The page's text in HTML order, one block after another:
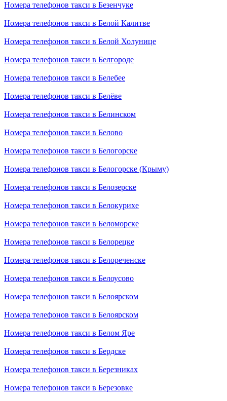
Номера телефонов такси в Безенчуке
Номера телефонов такси в Белой Калитве
Номера телефонов такси в Белой Холунице
Номера телефонов такси в Белгороде
Номера телефонов такси в Белебее
Номера телефонов такси в Белёве
Номера телефонов такси в Белинском
Номера телефонов такси в Белово
Номера телефонов такси в Белогорске
Номера телефонов такси в Белогорске (Крыму)
Номера телефонов такси в Белозерске
Номера телефонов такси в Белокурихе
Номера телефонов такси в Беломорске
Номера телефонов такси в Белорецке
Номера телефонов такси в Белореченске
Номера телефонов такси в Белоусово
Номера телефонов такси в Белоярском
Номера телефонов такси в Белоярском
Номера телефонов такси в Белом Яре
Номера телефонов такси в Бердске
Номера телефонов такси в Березниках
Номера телефонов такси в Березовке